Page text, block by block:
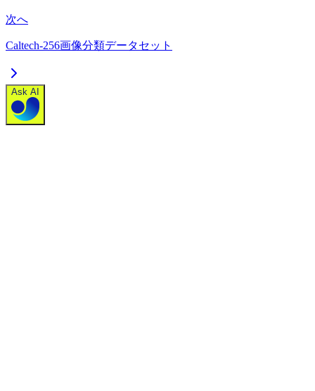
次へ
Caltech-256画像分類データセット
Ask AI